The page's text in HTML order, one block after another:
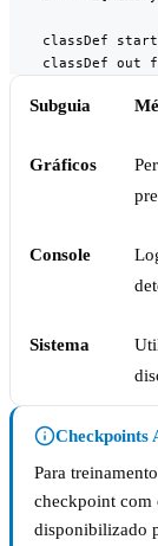
classDef
classDef out
Subguia
Gráficos
Console
Sistema
Checkpoints
Para
checkpoint com
disponibilizado